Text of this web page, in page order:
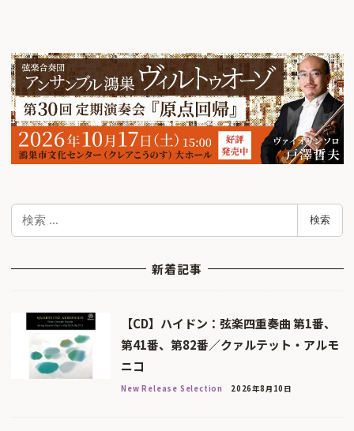
検
検索
新着記事
【CD】ハイドン：弦楽四重奏曲 第1番、
第41番、第82番／クァルテット・アルモ
ニコ
New Release Selection 2026年8月10日